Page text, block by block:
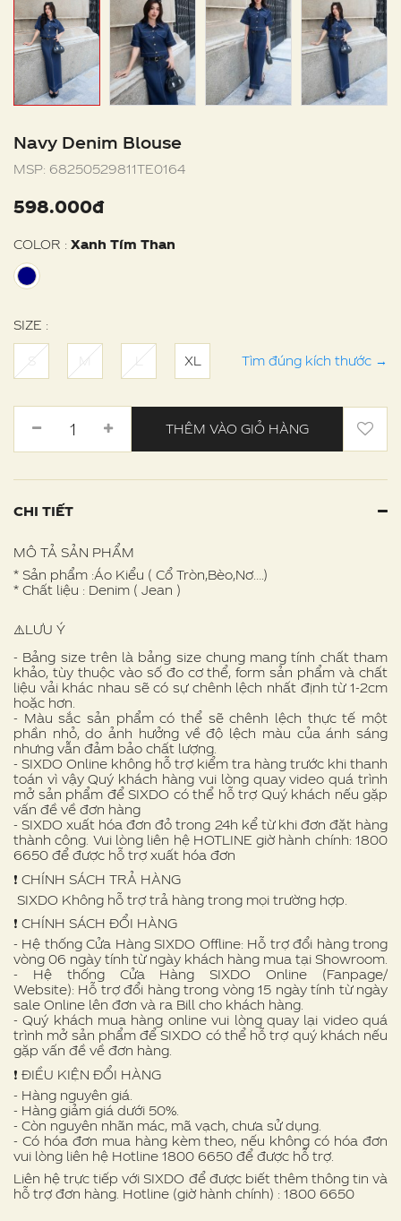
Navy Denim Blouse
MSP: 68250529811TE0164
598.000đ
COLOR : Xanh Tím Than
SIZE :
S M L XL Tìm đúng kích thước →
THÊM VÀO GIỎ HÀNG
CHI TIẾT
MÔ TẢ SẢN PHẨM
* Sản phẩm :Áo Kiểu ( Cổ Tròn,Bèo,Nơ….)
* Chất liệu : Denim ( Jean )
⚠️LƯU Ý
- Bảng size trên là bảng size chung mang tính chất tham
khảo, tùy thuộc vào số đo cơ thể, form sản phẩm và chất
liệu vải khác nhau sẽ có sự chênh lệch nhất định từ 1-2cm
hoặc hơn.
- Màu sắc sản phẩm có thể sẽ chênh lệch thực tế một
phần nhỏ, do ảnh hưởng về độ lệch màu của ánh sáng
nhưng vẫn đảm bảo chất lượng.
- SIXDO Online không hỗ trợ kiểm tra hàng trước khi thanh
toán vì vậy Quý khách hàng vui lòng quay video quá trình
mở sản phẩm để SIXDO có thể hỗ trợ Quý khách nếu gặp
vấn đề về đơn hàng
- SIXDO xuất hóa đơn đỏ trong 24h kể từ khi đơn đặt hàng
thành công. Vui lòng liên hệ HOTLINE giờ hành chính: 1800
6650 để được hỗ trợ xuất hóa đơn
❗️ CHÍNH SÁCH TRẢ HÀNG
SIXDO Không hỗ trợ trả hàng trong mọi trường hợp.
❗️ CHÍNH SÁCH ĐỔI HÀNG
- Hệ thống Cửa Hàng SIXDO Offline: Hỗ trợ đổi hàng trong
vòng 06 ngày tính từ ngày khách hàng mua tại Showroom.
- Hệ thống Cửa Hàng SIXDO Online (Fanpage/
Website): Hỗ trợ đổi hàng trong vòng 15 ngày tính từ ngày
sale Online lên đơn và ra Bill cho khách hàng.
- Quý khách mua hàng online vui lòng quay lại video quá
trình mở sản phẩm để SIXDO có thể hỗ trợ quý khách nếu
gặp vấn đề về đơn hàng.
❗ ️ĐIỀU KIỆN ĐỔI HÀNG
- Hàng nguyên giá.
- Hàng giảm giá dưới 50%.
- Còn nguyên nhãn mác, mã vạch, chưa sử dụng.
- Có hóa đơn mua hàng kèm theo, nếu không có hóa đơn
vui lòng liên hệ Hotline 1800 6650 để được hỗ trợ.
Liên hệ trực tiếp với SIXDO để được biết thêm thông tin và
hỗ trợ đơn hàng. Hotline (giờ hành chính) : 1800 6650